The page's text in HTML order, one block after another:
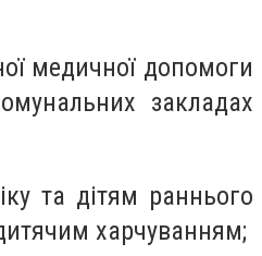
медичної допомоги
закладах
та дітям раннього
харчуванням;